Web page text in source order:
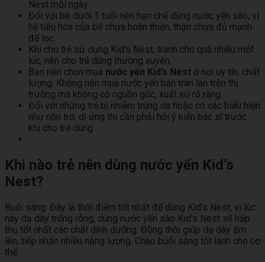
Nest mỗi ngày.
Đối với bé dưới 1 tuổi nên hạn chế dùng nước yến sào, vì
hệ tiêu hóa của bé chưa hoàn thiện, thận chưa đủ mạnh
để lọc.
Khi cho trẻ sử dụng Kid’s Nest, tránh cho quá nhiều một
lúc, nên cho trẻ dùng thường xuyên.
Bạn nên chọn mua nước yến Kid’s Nest ở nơi uy tín, chất
lượng. Không nên mua nước yến bán tràn lan trên thị
trường mà không có nguồn gốc, xuất xứ rõ ràng.
Đối với những trẻ bị nhiễm trùng da hoặc có các biểu hiện
như nôn trớ, dị ứng thì cần phải hỏi ý kiến ​​bác sĩ trước
khi cho trẻ dùng.
Khi nào trẻ nên dùng nước yến Kid’s
Nest?
Buổi sáng: Đây là thời điểm tốt nhất để dùng Kid’s Nest, vì lúc
này dạ dày trống rỗng, dùng nước yến sào Kid’s Nest sẽ hấp
thụ tốt nhất các chất dinh dưỡng. Đồng thời giúp dạ dày ấm
lên, tiếp nhận nhiều năng lượng. Chào buổi sáng tốt lành cho cơ
thể.